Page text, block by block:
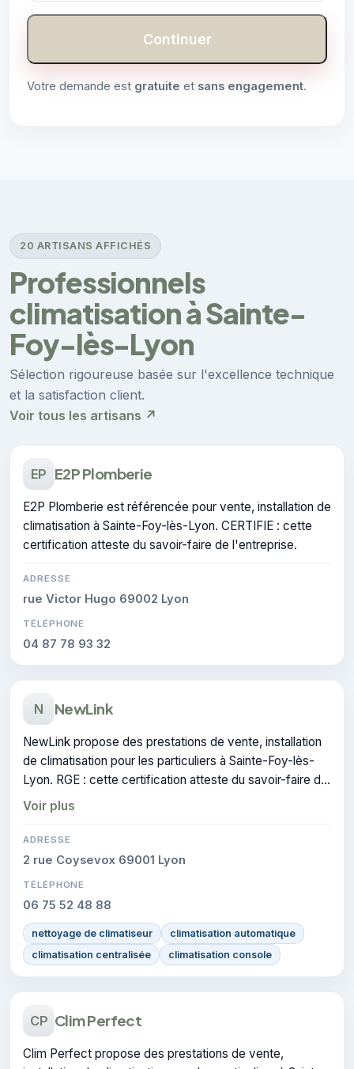
Continuer
Votre demande est gratuite et sans engagement.
20 ARTISANS AFFICHÉS
Professionnels
climatisation à Sainte-
Foy-lès-Lyon
Sélection rigoureuse basée sur l'excellence technique
et la satisfaction client.
Voir tous les artisans ↗
EP E2P Plomberie
E2P Plomberie est référencée pour vente, installation de
climatisation à Sainte-Foy-lès-Lyon. CERTIFIE : cette
certification atteste du savoir-faire de l'entreprise.
ADRESSE
rue Victor Hugo 69002 Lyon
TÉLÉPHONE
04 87 78 93 32
N NewLink
NewLink propose des prestations de vente, installation
de climatisation pour les particuliers à Sainte-Foy-lès-
Lyon. RGE : cette certification atteste du savoir-faire de
l'entreprise.
Voir plus
ADRESSE
2 rue Coysevox 69001 Lyon
TÉLÉPHONE
06 75 52 48 88
nettoyage de climatiseur
climatisation automatique
climatisation centralisée
climatisation console
CP Clim Perfect
Clim Perfect propose des prestations de vente,